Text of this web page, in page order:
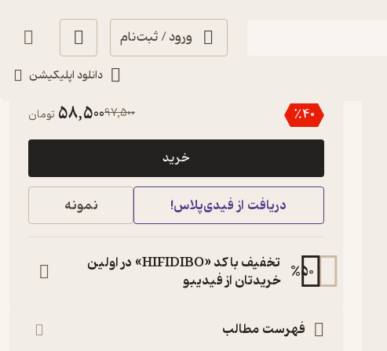
ورود / ثبت‌نام
دانلود اپلیکیشن
٪40
97,500
58,500 تومان
خرید
دریافت از فیدی‌پلاس! نمونه
%50
تخفیف با کد «HIFIDIBO» در اولین
خریدتان از فیدیبو
فهرست مطالب